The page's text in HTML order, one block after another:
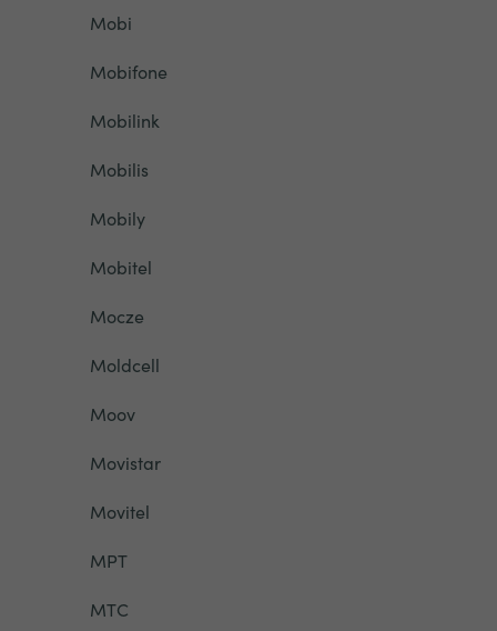
Mobi
Mobifone
Mobilink
Mobilis
Mobily
Mobitel
Mocze
Moldcell
Moov
Movistar
Movitel
MPT
MTC